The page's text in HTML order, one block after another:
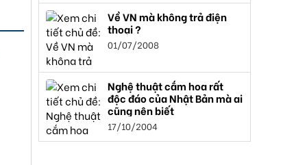
Về VN mà không trả điện
thoại ?
01/07/2008
Nghệ thuật cắm hoa rất
độc đáo của Nhật Bản mà ai
cũng nên biết
17/10/2004